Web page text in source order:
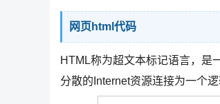
网页html代码
HTML称为超文本标记语言，是
分散的Internet资源连接为一个